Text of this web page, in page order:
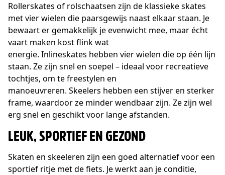
Rollerskates of rolschaatsen zijn de klassieke skates
met vier wielen die paarsgewijs naast elkaar staan. Je
bewaart er gemakkelijk je evenwicht mee, maar écht
vaart maken kost flink wat
energie. Inlineskates hebben vier wielen die op één lijn
staan. Ze zijn snel en soepel – ideaal voor recreatieve
tochtjes, om te freestylen en
manoeuvreren. Skeelers hebben een stijver en sterker
frame, waardoor ze minder wendbaar zijn. Ze zijn wel
erg snel en geschikt voor lange afstanden.
LEUK, SPORTIEF EN GEZOND
Skaten en skeeleren zijn een goed alternatief voor een
sportief ritje met de fiets. Je werkt aan je conditie,